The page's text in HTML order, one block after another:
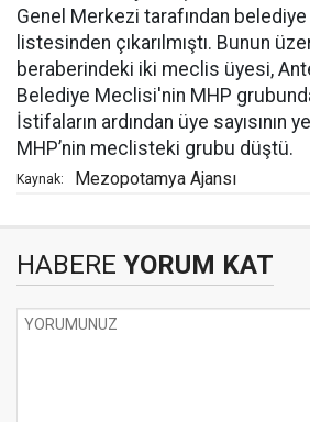
Genel Merkezi tarafından belediye
listesinden çıkarılmıştı. Bunun
beraberindeki iki meclis üyesi,
Belediye Meclisi'nin MHP
İstifaların ardından üye sayısının
MHP’nin meclisteki grubu düştü.
Kaynak: Mezopotamya Ajansı
HABERE YORUM KAT